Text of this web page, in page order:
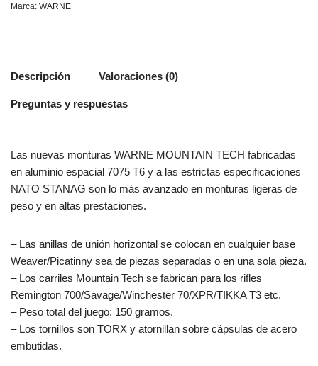
Marca: WARNE
Descripción Valoraciones (0)
Preguntas y respuestas
Las nuevas monturas WARNE MOUNTAIN TECH fabricadas
en aluminio espacial 7075 T6 y a las estrictas especificaciones
NATO STANAG son lo más avanzado en monturas ligeras de
peso y en altas prestaciones.
– Las anillas de unión horizontal se colocan en cualquier base
Weaver/Picatinny sea de piezas separadas o en una sola pieza.
– Los carriles Mountain Tech se fabrican para los rifles
Remington 700/Savage/Winchester 70/XPR/TIKKA T3 etc.
– Peso total del juego: 150 gramos.
– Los tornillos son TORX y atornillan sobre cápsulas de acero
embutidas.